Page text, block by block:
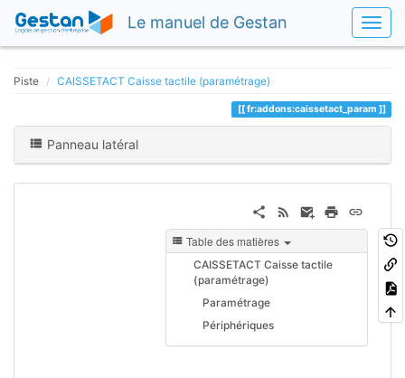
Le manuel de Gestan
Piste CAISSETACT Caisse tactile (paramétrage)
fr:addons:caissetact_param
Panneau latéral
Table des matières
CAISSETACT Caisse tactile
(paramétrage)
Paramétrage
Périphériques